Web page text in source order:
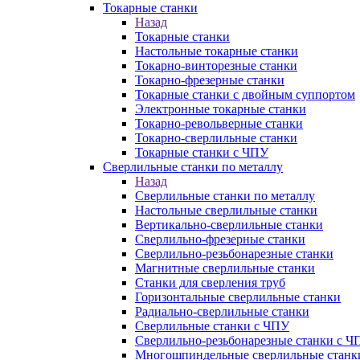
Токарные станки
Назад
Токарные станки
Настольные токарные станки
Токарно-винторезные станки
Токарно-фрезерные станки
Токарные станки с двойным суппортом
Электронные токарные станки
Токарно-револьверные станки
Токарно-сверлильные станки
Токарные станки с ЧПУ
Сверлильные станки по металлу
Назад
Сверлильные станки по металлу
Настольные сверлильные станки
Вертикально-сверлильные станки
Сверлильно-фрезерные станки
Сверлильно-резьбонарезные станки
Магнитные сверлильные станки
Станки для сверления труб
Горизонтальные сверлильные станки
Радиально-сверлильные станки
Сверлильные станки с ЧПУ
Сверлильно-резьбонарезные станки с
Многошпиндельные сверлильные